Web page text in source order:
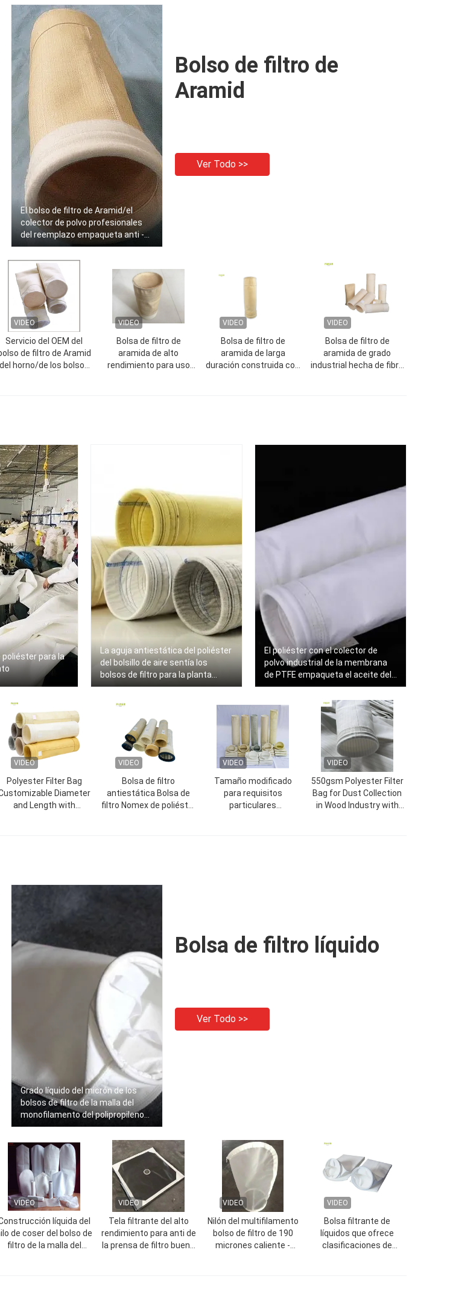
El bolso de filtro de Aramid/el
colector de polvo profesionales
del reemplazo empaqueta anti -
ácido
Bolso de filtro de
Aramid
Ver Todo >>
VIDEO
Servicio del OEM del
de filtro de Aramid
del horno/de los bolsos
VIDEO
Bolsa de filtro de
aramida de alto
rendimiento para uso
VIDEO
Bolsa de filtro de
aramida de larga
duración construida con
VIDEO
Bolsa de filtro de
aramida de grado
industrial hecha de fibra
poliéster para la
La aguja antiestática del poliéster
del bolsillo de aire sentía los
bolsos de filtro para la planta
siderúrgica
El poliéster con el colector de
polvo industrial de la membrana
de PTFE empaqueta el aceite del
agua impermeabiliza servicio del
VIDEO
Polyester Filter Bag
Diameter
and Length with
VIDEO
Bolsa de filtro
antiestática Bolsa de
filtro Nomex de poliéster
VIDEO
Tamaño modificado
para requisitos
particulares
VIDEO
550gsm Polyester Filter
Bag for Dust Collection
in Wood Industry with
Grado líquido del micrón de los
bolsos de filtro de la malla del
monofilamento del polipropileno
los 0.5μM ~250μM
Bolsa de filtro líquido
Ver Todo >>
VIDEO
líquida del
de coser del bolso de
filtro de la malla del
VIDEO
Tela filtrante del alto
rendimiento para anti de
la prensa de filtro buen -
VIDEO
Nilón del multifilamento
bolso de filtro de 190
micrones caliente -
VIDEO
Bolsa filtrante de
líquidos que ofrece
clasificaciones de